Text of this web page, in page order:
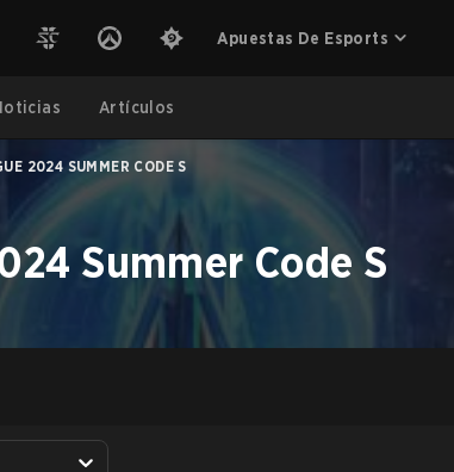
Apuestas De Esports
Artículos
2024 SUMMER CODE S
Summer Code S